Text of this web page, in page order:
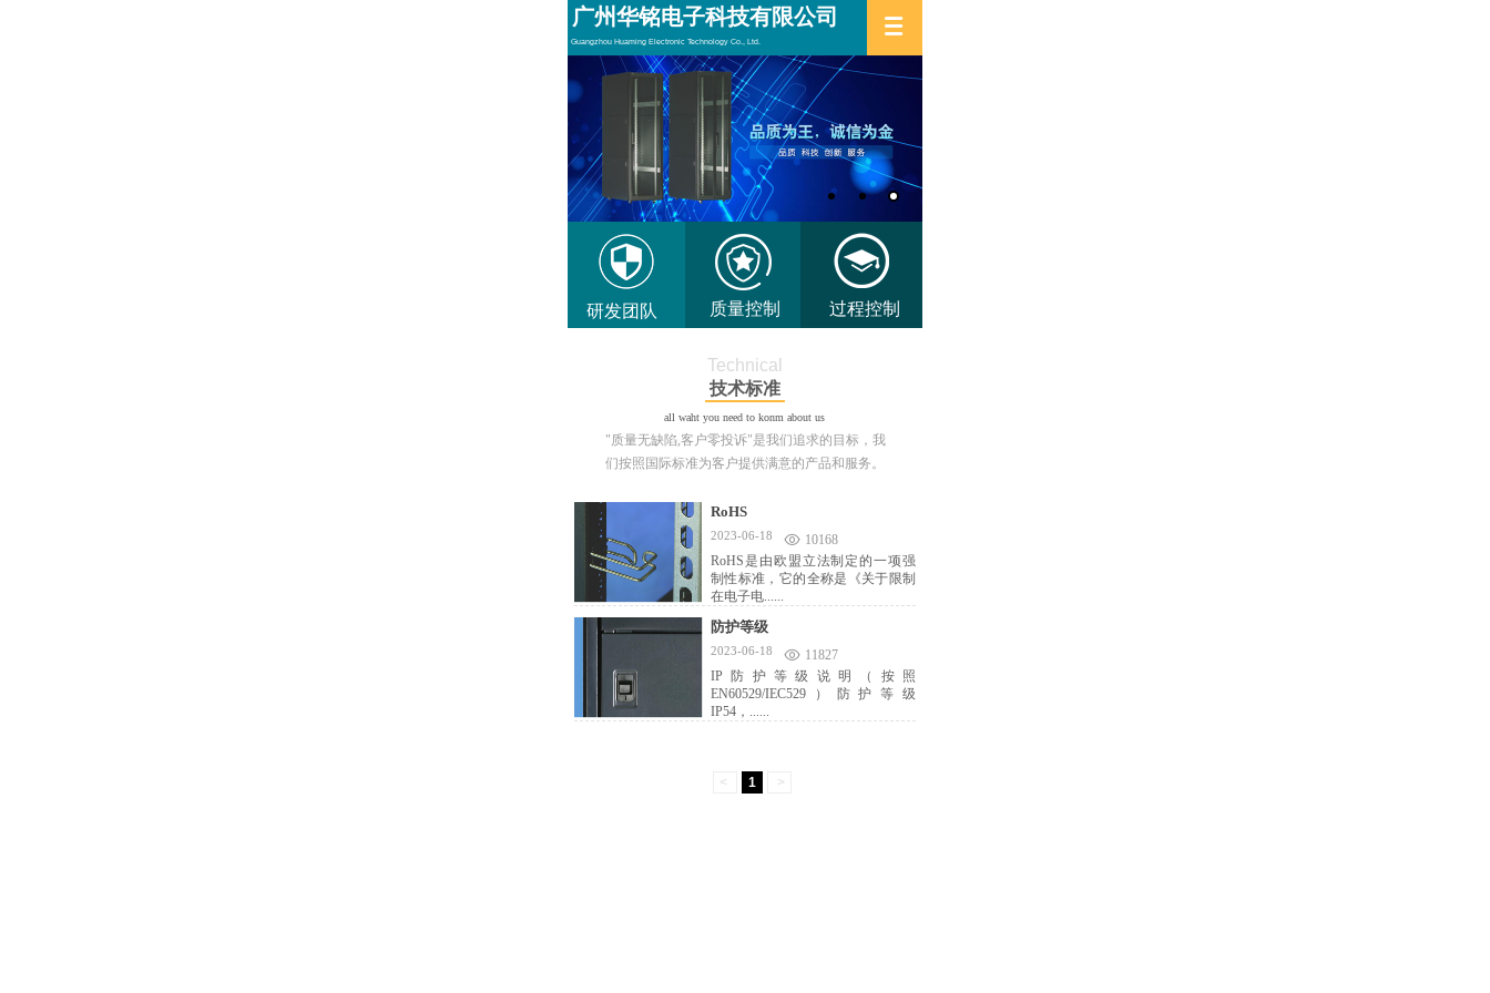
广州华铭电子科技有限公司
Guangzhou Huaming Electronic Technology Co., Ltd.
DW-1325 Co2
质量控制 过程控制
研发团队
Technical
技术标准
all waht you need to konm about us
"质量无缺陷,客户零投诉"是我们追求的目标，我
们按照国际标准为客户提供满意的产品和服务。
RoHS
2023-06-18
10168
RoHS是由欧盟立法制定的一项强
制性标准，它的全称是《关于限制
在电子电......
防护等级
2023-06-18
11827
IP防护等级说明（按照
EN60529/IEC529）防护等级
IP54，......
< 1 >